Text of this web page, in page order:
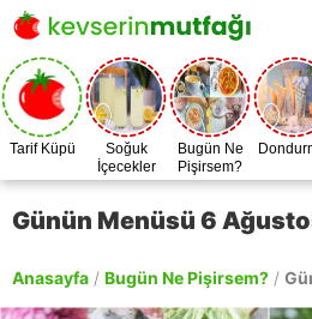
Tarif Küpü
Soğuk
İçecekler
Bugün Ne
Pişirsem?
Günün Menüsü 6
Anasayfa / Bugün Ne Pişirsem? /